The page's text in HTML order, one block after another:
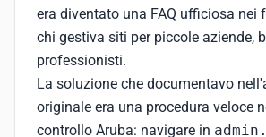
era diventato una FAQ ufficiosa nei
chi gestiva siti per piccole aziende,
professionisti.
La soluzione che documentavo
originale era una procedura veloce
controllo Aruba: navigare in